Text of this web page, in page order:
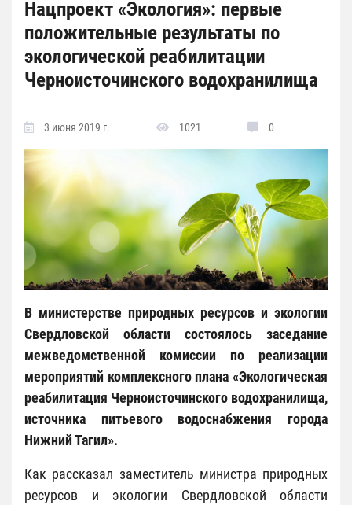
Нацпроект «Экология»: первые
положительные результаты по
экологической реабилитации
Черноисточинского водохранилища
3 июня 2019 г. 1021 0
В министерстве природных ресурсов и экологии
Свердловской области состоялось заседание
межведомственной комиссии по реализации
мероприятий комплексного плана «Экологическая
реабилитация Черноисточинского водохранилища,
источника питьевого водоснабжения города
Нижний Тагил».
Как рассказал заместитель министра природных
ресурсов и экологии Свердловской области